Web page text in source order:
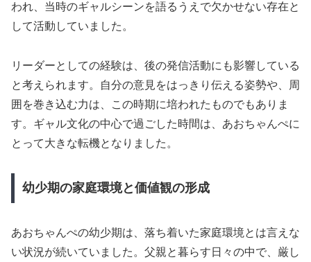
われ、当時のギャルシーンを語るうえで欠かせない存在と
して活動していました。
リーダーとしての経験は、後の発信活動にも影響している
と考えられます。自分の意見をはっきり伝える姿勢や、周
囲を巻き込む力は、この時期に培われたものでもありま
す。ギャル文化の中心で過ごした時間は、あおちゃんぺに
とって大きな転機となりました。
幼少期の家庭環境と価値観の形成
あおちゃんぺの幼少期は、落ち着いた家庭環境とは言えな
い状況が続いていました。父親と暮らす日々の中で、厳し